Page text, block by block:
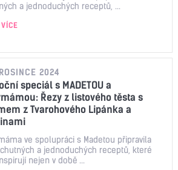
a jednoduchých receptů, ...
2024
speciál s MADETOU a
Řezy z listového těsta s
z Tvarohového Lipánka a
ve spolupráci s Madetou připravila
a jednoduchých receptů, které
nejen v době ...